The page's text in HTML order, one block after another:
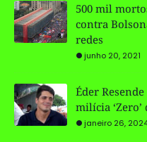
500 mil
contra
redes
junho 20, 2021
Éder
milícia
janeiro 26,